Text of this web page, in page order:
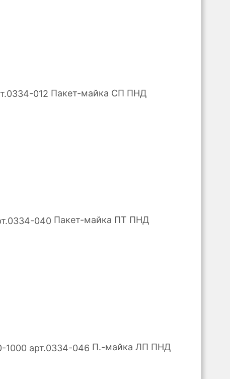
Пакет-майка СП ПНД
Пакет-майка ПТ ПНД
П.-майка ЛП ПНД